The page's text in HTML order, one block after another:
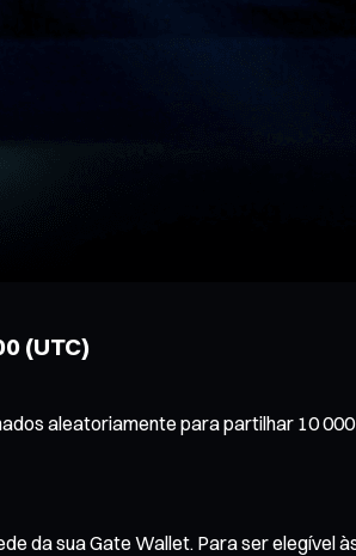
(UTC)
aleatoriamente para partilhar 10 000
da sua Gate Wallet. Para ser elegível